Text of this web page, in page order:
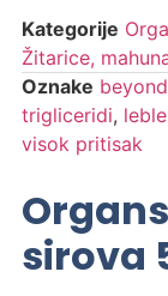
Kategorije
Žitarice,
Oznake beyond
trigliceridi,
visok pritisak
sirova